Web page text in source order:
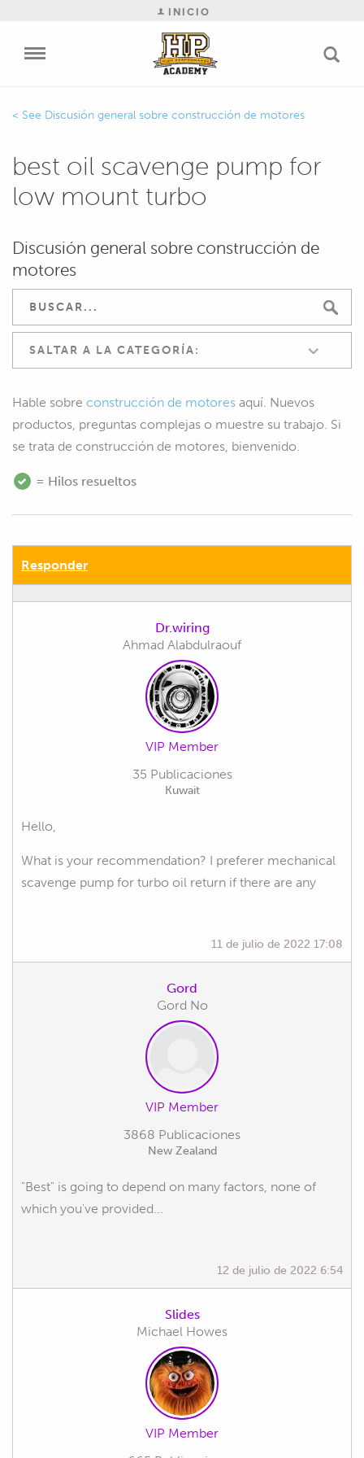
INICIO
Discusión general sobre construcción de motores
best oil scavenge pump for
low mount turbo
Discusión general sobre construcción de
motores
SALTAR A LA CATEGORÍA:
Hable sobre construcción de motores aquí. Nuevos
productos, preguntas complejas o muestre su trabajo. Si
se trata de construcción de motores, bienvenido.
= Hilos resueltos
Responder
Dr.wiring
Ahmad Alabdulraouf
VIP Member
35 Publicaciones
Kuwait
Hello,
What is your recommendation? I preferer mechanical
scavenge pump for turbo oil return if there are any
11 de julio de 2022 17:08
Gord
Gord No
VIP Member
3868 Publicaciones
New Zealand
"Best" is going to depend on many factors, none of
which you've provided...
12 de julio de 2022 6:54
Slides
Michael Howes
VIP Member